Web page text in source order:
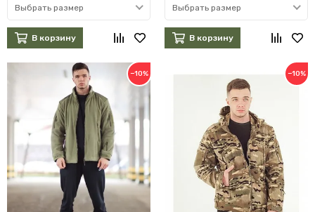
Выбрать размер
В корзину
Выбрать размер
В корзину
−10% −10%